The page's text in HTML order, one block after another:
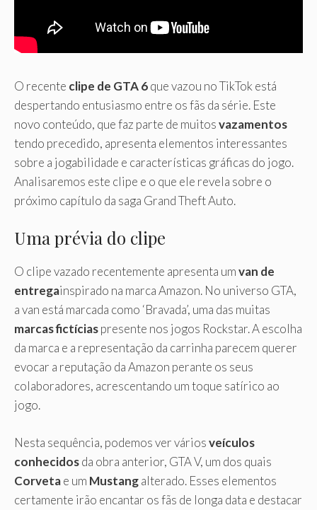
O recente clipe de GTA 6que vazou no TikTok está
despertando entusiasmo entre os fãs da série. Este
novo conteúdo, que faz parte de muitosvazamentos
tendo precedido, apresenta elementos interessantes
sobre a jogabilidade e características gráficas do jogo.
Analisaremos este clipe e o que ele revela sobre o
próximo capítulo da saga Grand Theft Auto.
Uma prévia do clipe
O clipe vazado recentemente apresenta umvan de
entregainspirado na marca Amazon. No universo GTA,
a van está marcada como ‘Bravada’, uma das muitas
marcas fictíciaspresente nos jogos Rockstar. A escolha
da marca e a representação da carrinha parecem querer
evocar a reputação da Amazon perante os seus
colaboradores, acrescentando um toque satírico ao
jogo.
Nesta sequência, podemos ver váriosveículos
conhecidosda obra anterior, GTA V, um dos quais
Corvetae um Mustangalterado. Esses elementos
certamente irão encantar os fãs de longa data e destacar